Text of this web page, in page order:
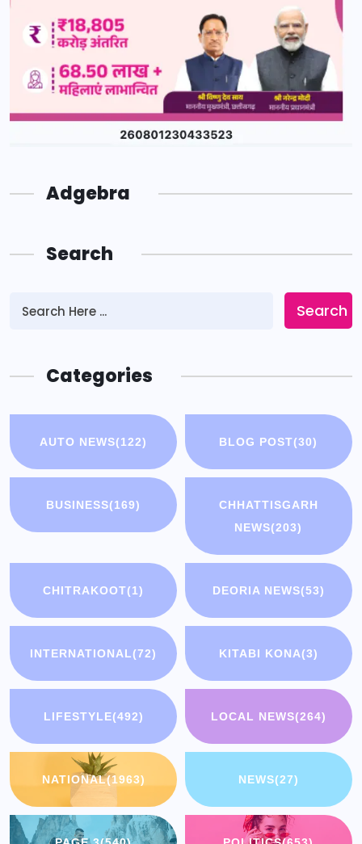
Adgebra
Search
Search
Categories
AUTO NEWS(122) BLOG POST(30)
BUSINESS(169)
CHHATTISGARH
NEWS(203)
CHITRAKOOT(1) DEORIA NEWS(53)
INTERNATIONAL(72) KITABI KONA(3)
LIFESTYLE(492) LOCAL NEWS(264)
NATIONAL(1963) NEWS(27)